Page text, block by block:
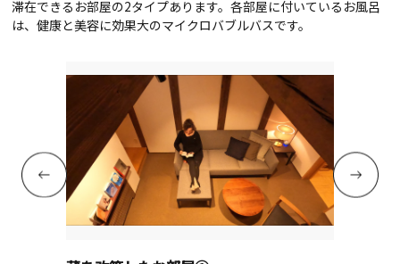
滞在できるお部屋の2タイプあります。各部屋に付いているお風呂
は、健康と美容に効果大のマイクロバブルバスです。